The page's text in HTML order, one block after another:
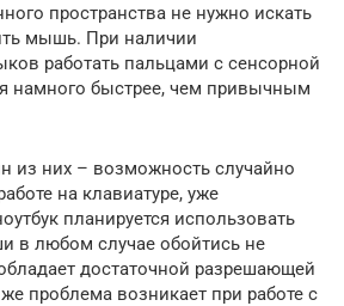
пространства не нужно искать
мышь. При наличии
работать пальцами с сенсорной
намного быстрее, чем привычным
из них – возможность случайно
на клавиатуре, уже
планируется использовать
в любом случае обойтись не
достаточной разрешающей
проблема возникает при работе с